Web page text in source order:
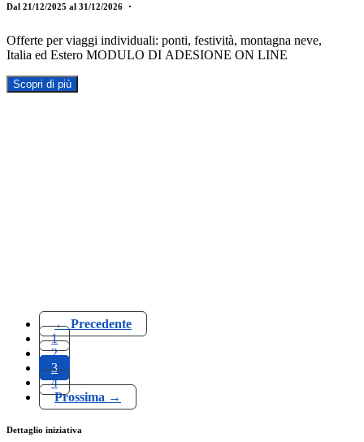
Dal 21/12/2025 al 31/12/2026 ・
Offerte per viaggi individuali: ponti, festività, montagna neve,
Italia ed Estero MODULO DI ADESIONE ON LINE
Scopri di più
← Precedente
1
2
3
4
Prossima →
Dettaglio iniziativa